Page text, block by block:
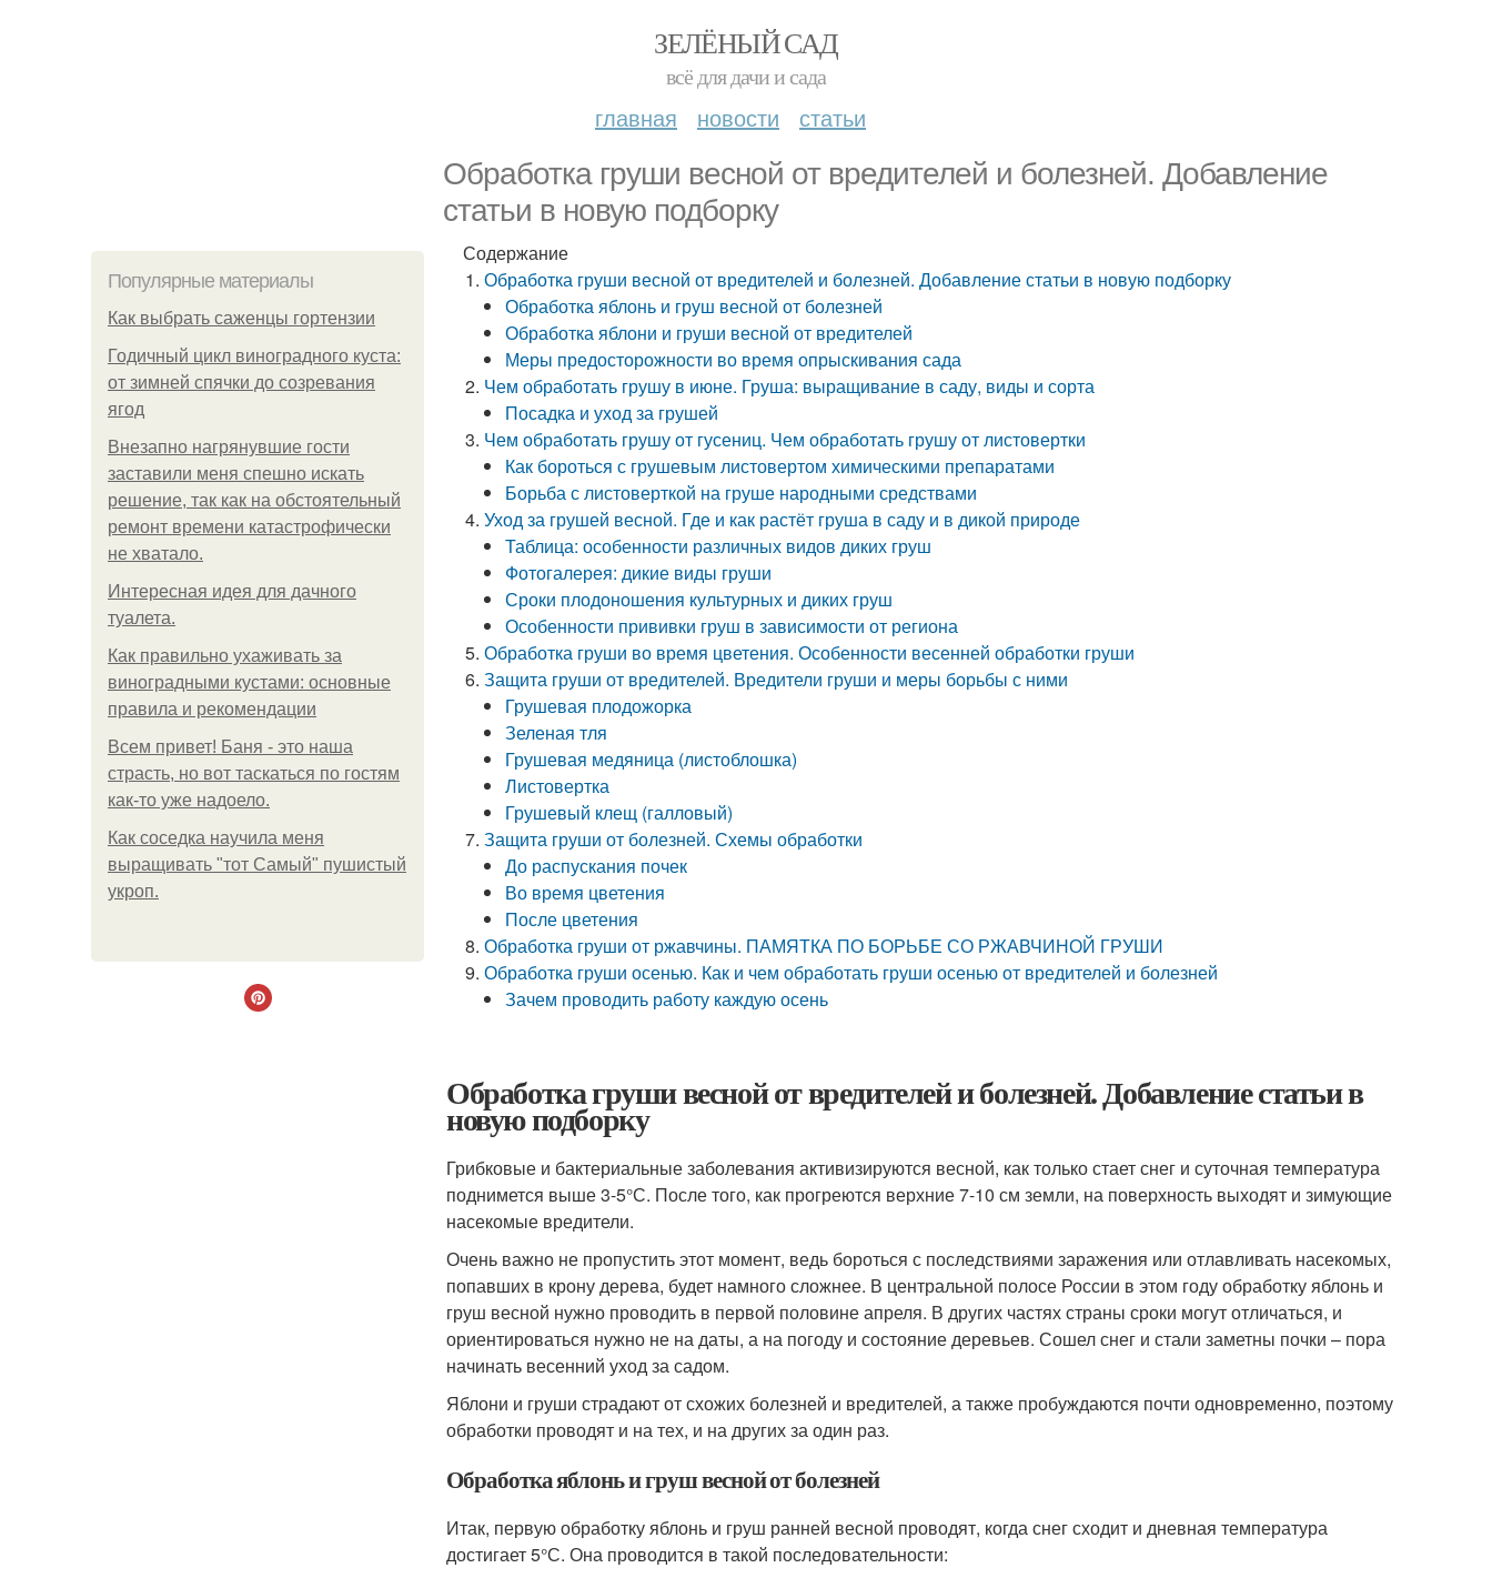
ЗЕЛЁНЫЙ САД
всё для дачи и сада
главная новости статьи
Обработка груши весной от вредителей и болезней. Добавление
статьи в новую подборку
Популярные материалы
Как выбрать саженцы гортензии
Годичный цикл виноградного куста:
от зимней спячки до созревания
ягод
Внезапно нагрянувшие гости
заставили меня спешно искать
решение, так как на обстоятельный
ремонт времени катастрофически
не хватало.
Интересная идея для дачного
туалета.
Как правильно ухаживать за
виноградными кустами: основные
правила и рекомендации
Всем привет! Баня - это наша
страсть, но вот таскаться по гостям
как-то уже надоело.
Как соседка научила меня
выращивать "тот Самый" пушистый
укроп.
Содержание
Обработка груши весной от вредителей и болезней. Добавление статьи в новую подборку
Обработка яблонь и груш весной от болезней
Обработка яблони и груши весной от вредителей
Меры предосторожности во время опрыскивания сада
Чем обработать грушу в июне. Груша: выращивание в саду, виды и сорта
Посадка и уход за грушей
Чем обработать грушу от гусениц. Чем обработать грушу от листовертки
Как бороться с грушевым листовертом химическими препаратами
Борьба с листоверткой на груше народными средствами
Уход за грушей весной. Где и как растёт груша в саду и в дикой природе
Таблица: особенности различных видов диких груш
Фотогалерея: дикие виды груши
Сроки плодоношения культурных и диких груш
Особенности прививки груш в зависимости от региона
Обработка груши во время цветения. Особенности весенней обработки груши
Защита груши от вредителей. Вредители груши и меры борьбы с ними
Грушевая плодожорка
Зеленая тля
Грушевая медяница (листоблошка)
Листовертка
Грушевый клещ (галловый)
Защита груши от болезней. Схемы обработки
До распускания почек
Во время цветения
После цветения
Обработка груши от ржавчины. ПАМЯТКА ПО БОРЬБЕ СО РЖАВЧИНОЙ ГРУШИ
Обработка груши осенью. Как и чем обработать груши осенью от вредителей и болезней
Зачем проводить работу каждую осень
Обработка груши весной от вредителей и болезней. Добавление статьи в
новую подборку
Грибковые и бактериальные заболевания активизируются весной, как только стает снег и суточная температура
поднимется выше 3-5°С. После того, как прогреются верхние 7-10 см земли, на поверхность выходят и зимующие
насекомые вредители.
Очень важно не пропустить этот момент, ведь бороться с последствиями заражения или отлавливать насекомых,
попавших в крону дерева, будет намного сложнее. В центральной полосе России в этом году обработку яблонь и
груш весной нужно проводить в первой половине апреля. В других частях страны сроки могут отличаться, и
ориентироваться нужно не на даты, а на погоду и состояние деревьев. Сошел снег и стали заметны почки – пора
начинать весенний уход за садом.
Яблони и груши страдают от схожих болезней и вредителей, а также пробуждаются почти одновременно, поэтому
обработки проводят и на тех, и на других за один раз.
Обработка яблонь и груш весной от болезней
Итак, первую обработку яблонь и груш ранней весной проводят, когда снег сходит и дневная температура
достигает 5°С. Она проводится в такой последовательности: